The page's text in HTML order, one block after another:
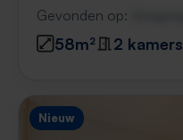
Gevonden op:
58m² 2 kamers
Nieuw